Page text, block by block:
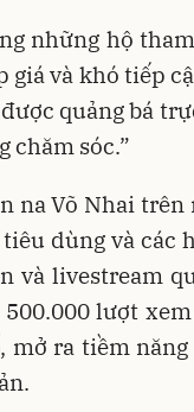
những hộ
giá và khó tiếp
quảng bá
chăm sóc.”
na Võ Nhai trên
dùng và các
livestream
lượt
ra tiềm